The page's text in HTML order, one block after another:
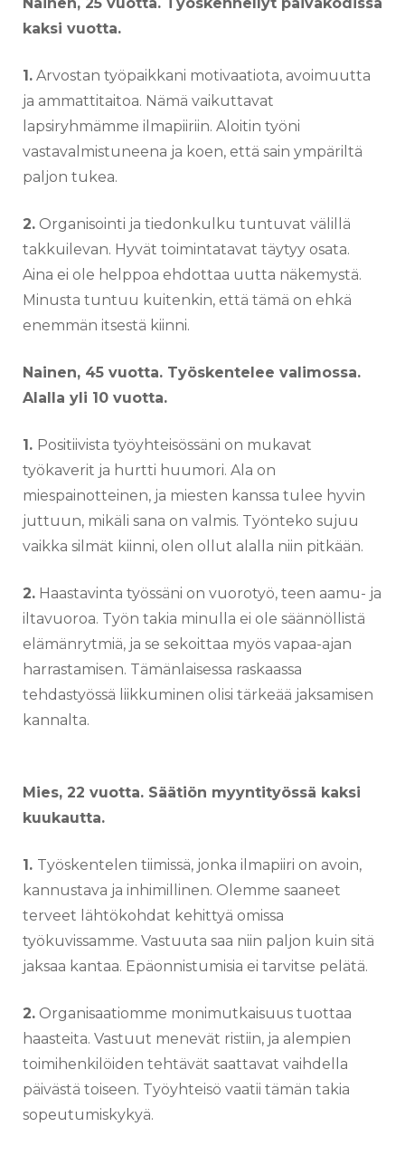
kaksi vuotta.
1. Arvostan työpaikkani motivaatiota, avoimuutta
ja ammattitaitoa. Nämä vaikuttavat
lapsiryhmämme ilmapiiriin. Aloitin työni
vastavalmistuneena ja koen, että sain ympäriltä
paljon tukea.
2. Organisointi ja tiedonkulku tuntuvat välillä
takkuilevan. Hyvät toimintatavat täytyy osata.
Aina ei ole helppoa ehdottaa uutta näkemystä.
Minusta tuntuu kuitenkin, että tämä on ehkä
enemmän itsestä kiinni.
Nainen, 45 vuotta. Työskentelee valimossa.
Alalla yli 10 vuotta.
1. Positiivista työyhteisössäni on mukavat
työkaverit ja hurtti huumori. Ala on
miespainotteinen, ja miesten kanssa tulee hyvin
juttuun, mikäli sana on valmis. Työnteko sujuu
vaikka silmät kiinni, olen ollut alalla niin pitkään.
2. Haastavinta työssäni on vuorotyö, teen aamu- ja
iltavuoroa. Työn takia minulla ei ole säännöllistä
elämänrytmiä, ja se sekoittaa myös vapaa-ajan
harrastamisen. Tämänlaisessa raskaassa
tehdastyössä liikkuminen olisi tärkeää jaksamisen
kannalta.
Mies, 22 vuotta. Säätiön myyntityössä kaksi
kuukautta.
1. Työskentelen tiimissä, jonka ilmapiiri on avoin,
kannustava ja inhimillinen. Olemme saaneet
terveet lähtökohdat kehittyä omissa
työkuvissamme. Vastuuta saa niin paljon kuin sitä
jaksaa kantaa. Epäonnistumisia ei tarvitse pelätä.
2. Organisaatiomme monimutkaisuus tuottaa
haasteita. Vastuut menevät ristiin, ja alempien
toimihenkilöiden tehtävät saattavat vaihdella
päivästä toiseen. Työyhteisö vaatii tämän takia
sopeutumiskykyä.